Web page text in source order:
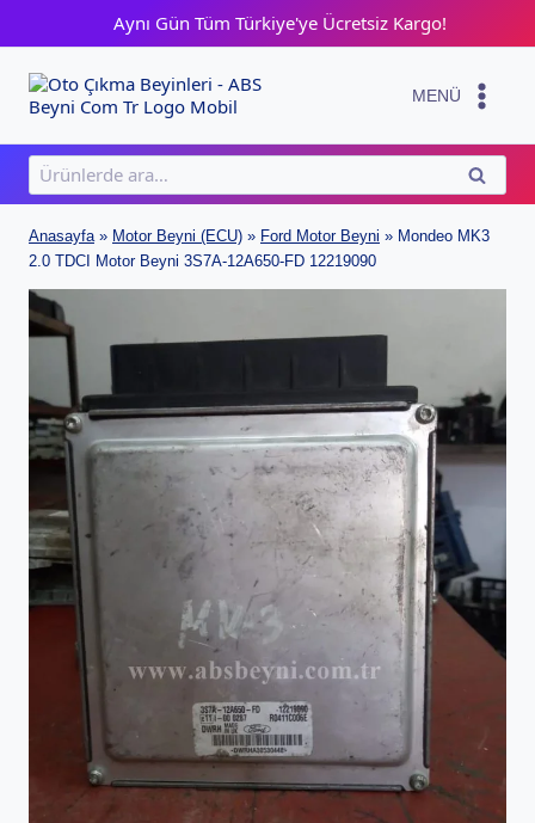
content
Aynı Gün Tüm Türkiye'ye Ücretsiz Kargo!
MENÜ
Ara:
ARA
Anasayfa» Motor Beyni (ECU) » Ford Motor Beyni » Mondeo MK3
2.0 TDCI Motor Beyni 3S7A-12A650-FD 12219090